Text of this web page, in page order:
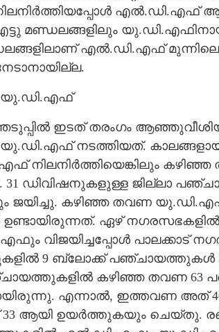
എൽ.ഡി.എഫ്
എട്ടു മണ്ഡലങ്ങളിലും
എൽ.ഡി.എഫ്
യു.ഡി.എഫ്
ഇടത് തരംഗം
നടത്തിയത്.
കഴിഞ്ഞ
31 ഡിവിഷനുകളുള്ള ജില്ലാ
ജയിച്ചു. കഴിഞ്ഞ തവണ
ഉണ്ടായിരുന്നത്. ഏഴ്
വിജയിച്ചപ്പോൾ പാലക്കാട്
9 ബ്ലോക്ക് പഞ്ചായത്തുകൾ
കഴിഞ്ഞ തവണ 63
എന്നാൽ,​ ഇത്തവണ അത്
33 ആയി ഉയർത്തുകയും ചെയ്തു.